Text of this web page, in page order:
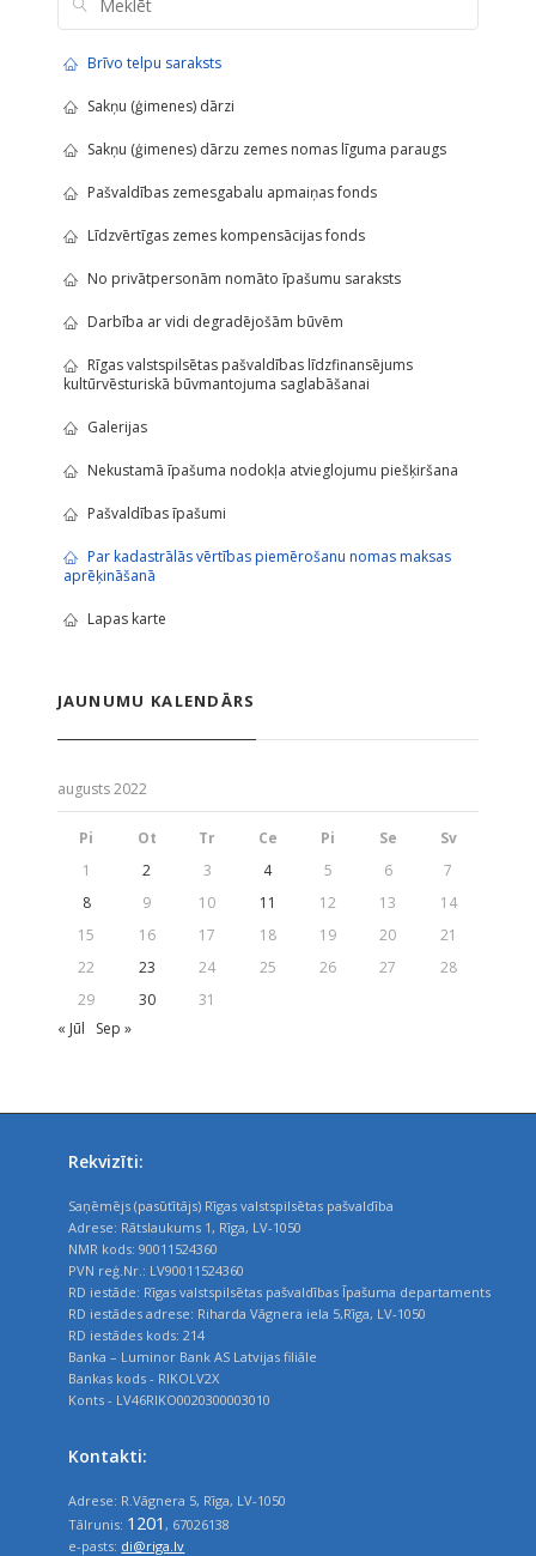
Brīvo telpu saraksts
Sakņu (ģimenes) dārzi
Sakņu (ģimenes) dārzu zemes nomas līguma paraugs
Pašvaldības zemesgabalu apmaiņas fonds
Līdzvērtīgas zemes kompensācijas fonds
No privātpersonām nomāto īpašumu saraksts
Darbība ar vidi degradējošām būvēm
Rīgas valstspilsētas pašvaldības līdzfinansējums
kultūrvēsturiskā būvmantojuma saglabāšanai
Galerijas
Nekustamā īpašuma nodokļa atvieglojumu piešķiršana
Pašvaldības īpašumi
Par kadastrālās vērtības piemērošanu nomas maksas
aprēķināšanā
Lapas karte
JAUNUMU KALENDĀRS
augusts 2022
Pi Ot Tr Ce Pi Se
Sv
1
2 3 4 5 6
7
8
9 10 11 12 13
14
15
16 17 18 19 20
21
22
23 24 25 26 27
28
29
30
31
« Jūl
Sep »
Rekvizīti:
Saņēmējs (pasūtītājs) Rīgas valstspilsētas pašvaldība
Adrese: Rātslaukums 1, Rīga, LV-1050
NMR kods: 90011524360
PVN reģ.Nr.: LV90011524360
RD iestāde: Rīgas valstspilsētas pašvaldības Īpašuma departaments
RD iestādes adrese: Riharda Vāgnera iela 5,Rīga, LV-1050
RD iestādes kods: 214
Banka – Luminor Bank AS Latvijas filiāle
Bankas kods - RIKOLV2X
Konts - LV46RIKO0020300003010
Kontakti:
Adrese: R.Vāgnera 5, Rīga, LV-1050
Tālrunis: 1201 , 67026138
e-pasts: di@riga.lv